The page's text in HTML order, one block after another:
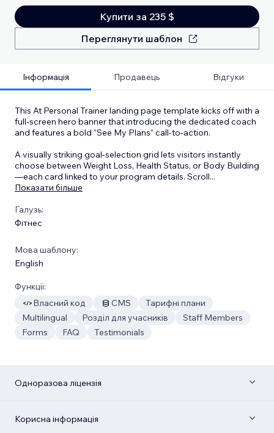
Купити за 235 $
Переглянути шаблон
Інформація Продавець Відгуки
This At Personal Trainer landing page template kicks off with a
full‑screen hero banner that introducing the dedicated coach
and features a bold “See My Plans” call‑to‑action.
A visually striking goal‑selection grid lets visitors instantly
choose between Weight Loss, Health Status, or Body Building
—each card linked to your program details. Scroll...
Показати більше
Галузь:
Фітнес
Мова шаблону:
English
Функції:
Власний код
CMS
Тарифні плани
Multilingual
Розділ для учасників
Staff Members
Forms
FAQ Testimonials
Одноразова ліцензія
Корисна інформація